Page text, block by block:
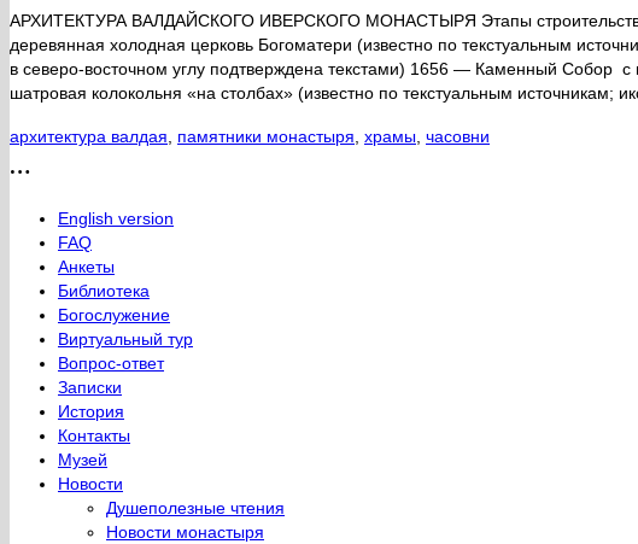
АРХИТЕКТУРА ВАЛДАЙСКОГО ИВЕРСКОГО МОНАСТЫРЯ Этапы
деревянная холодная церковь Богоматери (известно по текстуальным
в северо-восточном углу подтверждена текстами) 1656 — Каменный Собор
шатровая колокольня «на столбах» (известно по текстуальным источникам;
архитектура валдая, памятники монастыря, храмы, часовни
…
English version
FAQ
Анкеты
Библиотека
Богослужение
Виртуальный тур
Вопрос-ответ
Записки
История
Контакты
Музей
Новости
Душеполезные чтения
Новости монастыря